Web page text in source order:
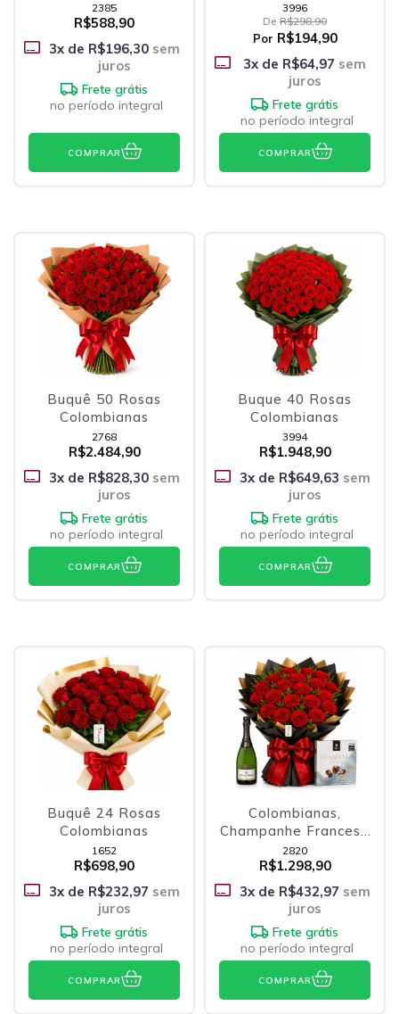
2385
R$588,90
3x de R$196,30sem
juros
Frete grátis
no período integral
COMPRAR
3996
De R$298,90
Por R$194,90
3x de R$64,97 sem
juros
Frete grátis
no período integral
COMPRAR
Buquê 50 Rosas
Colombianas
2768
R$2.484,90
3x de R$828,30sem
juros
Frete grátis
no período integral
COMPRAR
Buque 40 Rosas
Colombianas
3994
R$1.948,90
3x de R$649,63 sem
juros
Frete grátis
no período integral
COMPRAR
Buquê 24 Rosas
Colombianas
1652
R$698,90
3x de R$232,97 sem
juros
Frete grátis
no período integral
COMPRAR
Colombianas,
Champanhe Francesa
e Belgian Chocolates
2820
R$1.298,90
3x de R$432,97 sem
juros
Frete grátis
no período integral
COMPRAR